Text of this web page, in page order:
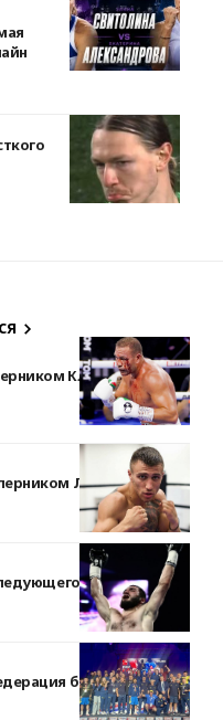
Кличко. Не
Ломаченко
боя
бокса оценила